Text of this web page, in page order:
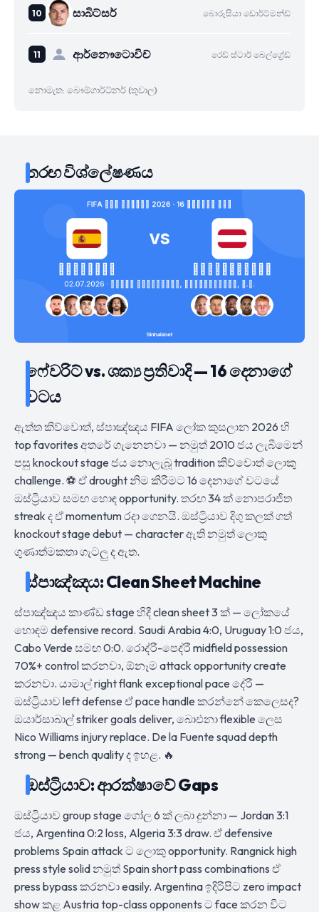
සාබිට්සර් බොරූසියා ඩොර්ට්මන්ඩ්
ආර්නෞටොවිච් රෙඩ් ස්ටාර් බෙල්ග්‍රේඩ්
නොමැත: බෞම්ගාර්ට්නර් (තුවාල)
තරඟ විශ්ලේෂණය
ෆේවරිට් vs. ශක්‍ය ප්‍රතිවාදි — 16 දෙනාගේ
වටය
ඇත්ත කිව්වොත්, ස්පාඤ්ඤය FIFA ලෝක කුසලාන 2026 හි
top favorites අතරේ ගැනෙනවා — නමුත් 2010 ජය ලැබීමෙන්
පසු knockout stage ජය නොලැබූ tradition කිව්වොත් ලොකු
challenge. ⚽ ඒ drought නිම කිරීමට 16 දෙනාගේ වටයේ
ඔස්ට්‍රියාව සමඟ හොඳ opportunity. තරඟ 34 ක් නොපරාජිත
streak ද ඒ momentum රදා ගෙනයි. ඔස්ට්‍රියාව දිගු කලක් ගත්
knockout stage debut — character ඇති නමුත් ලොකු
ගුණාත්මකතා ගැටලු ද ඇත.
ස්පාඤ්ඤය: Clean Sheet Machine
ස්පාඤ්ඤය කාණ්ඩ stage හිදී clean sheet 3 ක් — ලෝකයේ
හොඳම defensive record. Saudi Arabia 4:0, Uruguay 1:0 ජය,
Cabo Verde සමඟ 0:0. රොද්රී-පෙද්රී midfield possession
70%+ control කරනවා, ඕනෑම attack opportunity create
කරනවා. යාමාල් right flank exceptional pace දේරී —
ඔස්ට්‍රියාව left defense ඒ pace handle කරන්නේ කෙලෙසද?
ඔයාර්සාබාල් striker goals deliver, බාෙඑනා flexible ලෙස
Nico Williams injury replace. De la Fuente squad depth
strong — bench quality ද ඉහළ. 🔥
ඔස්ට්‍රියාව: ආරක්ෂාවේ Gaps
ඔස්ට්‍රියාව group stage ගෝල 6 ක් ලබා දුන්නා — Jordan 3:1
ජය, Argentina 0:2 loss, Algeria 3:3 draw. ඒ defensive
problems Spain attack ට ලොකු opportunity. Rangnick high
press style solid නමුත් Spain short pass combinations ඒ
press bypass කරනවා easily. Argentina ඉදිරිපිට zero impact
show කළ Austria top-class opponents ට face කරන විට